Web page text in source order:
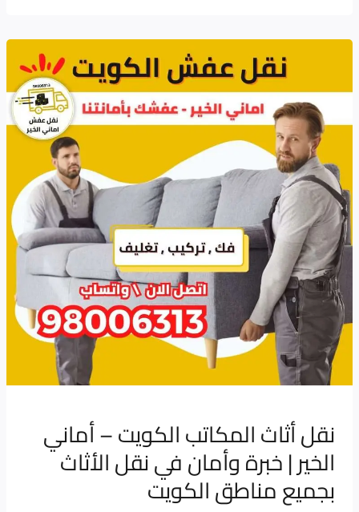
نقل أثاث المكاتب الكويت – أماني
الخير | خبرة وأمان في نقل الأثاث
بجميع مناطق الكويت
المكاتب
الكويت
أماني
الخير
|
خبرة
وأمان
في
نقل
بجميع
مناطق